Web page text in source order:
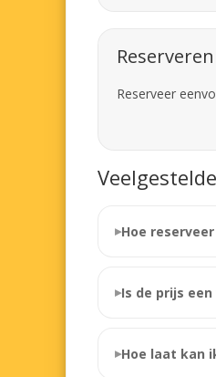
Reserveren
Reserveer
Hoe
Is de prijs
Hoe laat kan